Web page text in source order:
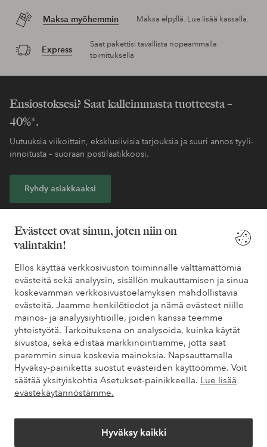
Evästeet ovat sinun, joten niin on
valintakin!
Ellos käyttää verkkosivuston toiminnalle välttämättömiä
evästeitä sekä analyysin, sisällön mukauttamisen ja sinua
koskevamman verkkosivustoelämyksen mahdollistavia
evästeitä. Jaamme henkilötiedot ja nämä evästeet niille
mainos- ja analyysiyhtiöille, joiden kanssa teemme
yhteistyötä. Tarkoituksena on analysoida, kuinka käytät
sivustoa, sekä edistää markkinointiamme, jotta saat
paremmin sinua koskevia mainoksia. Napsauttamalla
Hyväksy-painiketta suostut evästeiden käyttöömme. Voit
säätää yksityiskohtia Asetukset-painikkeella. Lue lisää
evästekäytännöstämme.
Hyväksy kaikki
Maksa myöhemmin Maksa elpyllä. Lue lisää kassalla.
Express
Saat pakettisi tavallista nopeammalla
toimituksella
Ensiostoksesi? Saat kalleimmasta tuotteesta –
40%*.
Uutuuksia viikoittain, eksklusiivisia tarjouksia ja suuri annos tyyli-
innoitusta – suoraan postilaatikkoosi.
Ryhdy asiakkaaksi
Löydät vastaukset useimmin kysyttyihin kysymyksiin usein
kysytyistä kysymyksistä. Löydät myös tietoa siitä, miten voit ottaa
meihin yhteyttä.
Asiakaspalvelu Tilaukset Maksutavat
Omat sivut
Tietoa Elloksesta